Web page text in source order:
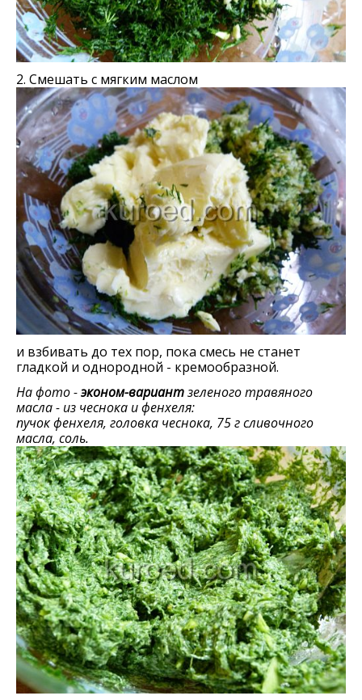
2. Смешать с мягким маслом
и взбивать до тех пор, пока смесь не станет
гладкой и однородной - кремообразной.
На фото -эконом-вариантзеленого травяного
масла - из чеснока и фенхеля:
пучок фенхеля, головка чеснока, 75 г сливочного
масла, соль.